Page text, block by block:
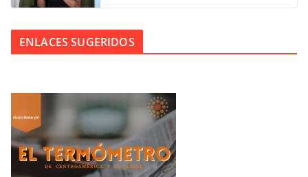
ENLACES SUGERIDOS